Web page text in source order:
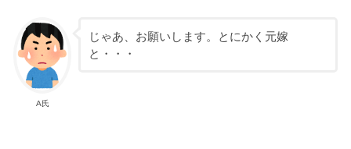
A氏
じゃあ、お願いします。とにかく元嫁
と・・・